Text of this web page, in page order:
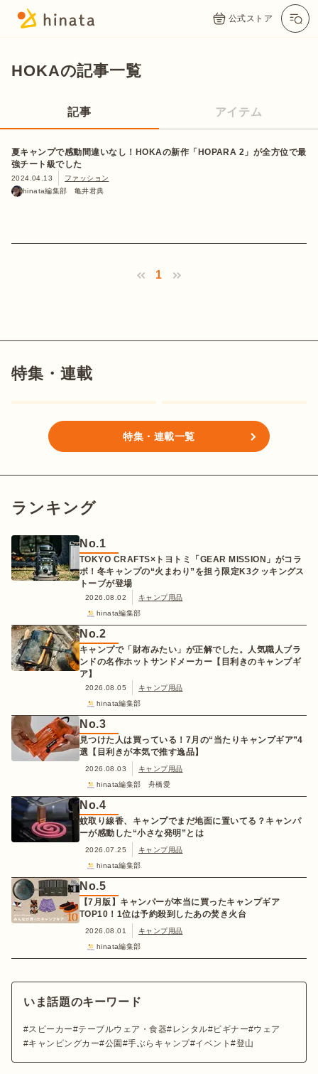
公式ストア
HOKAの記事一覧
記事 アイテム
夏キャンプで感動間違いなし！HOKAの新作「HOPARA 2」が全方位で最
強チート級でした
2024.04.13
ファッション
hinata編集部 亀井君典
1
特集・連載
特集・連載一覧
ランキング
No.1
TOKYO CRAFTS×トヨトミ「GEAR MISSION」がコラ
ボ！冬キャンプの“火まわり”を担う限定K3クッキングス
トーブが登場
2026.08.02
キャンプ用品
hinata編集部
No.2
キャンプで「財布みたい」が正解でした。人気職人ブラ
ンドの名作ホットサンドメーカー【目利きのキャンプギ
ア】
2026.08.05
キャンプ用品
hinata編集部
No.3
見つけた人は買っている！7月の“当たりキャンプギア”4
選【目利きが本気で推す逸品】
2026.08.03
キャンプ用品
hinata編集部 舟橋愛
No.4
蚊取り線香、キャンプでまだ地面に置いてる？キャンパ
ーが感動した“小さな発明”とは
2026.07.25
キャンプ用品
hinata編集部
No.5
【7月版】キャンパーが本当に買ったキャンプギア
TOP10！1位は予約殺到したあの焚き火台
2026.08.01
キャンプ用品
hinata編集部
いま話題のキーワード
スピーカー テーブルウェア・食器 レンタル ビギナー
ウェア
キャンピングカー 公園 手ぶらキャンプ イベント 登山